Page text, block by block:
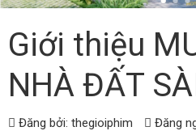
Giới thiệu
NHÀ ĐẤT
Đăng bởi: thegioiphim
Đăng